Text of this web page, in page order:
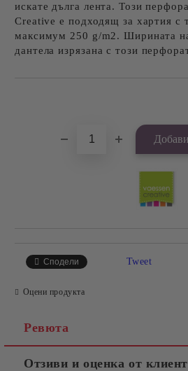
искате дълга лента. Този
Creative е подходящ за хартия с
максимум 250 g/m2. Ширината
дантела изрязана с този
Сподели Tweet
Оцени продукта
Ревюта
Отзиви и оценка от